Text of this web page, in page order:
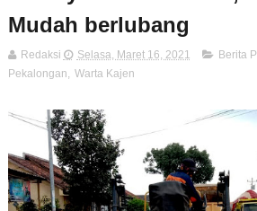
Mudah berlubang
Redaksi Selasa, Maret 16, 2021 Berita
Pekalongan, Warta Kajen